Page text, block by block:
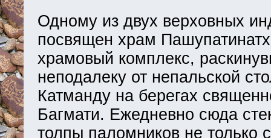
Одному из двух верховных
посвящен храм
храмовый комплекс,
неподалеку от непальской
Катманду на берегах
Багмати. Ежедневно сюда
толпы паломников не только